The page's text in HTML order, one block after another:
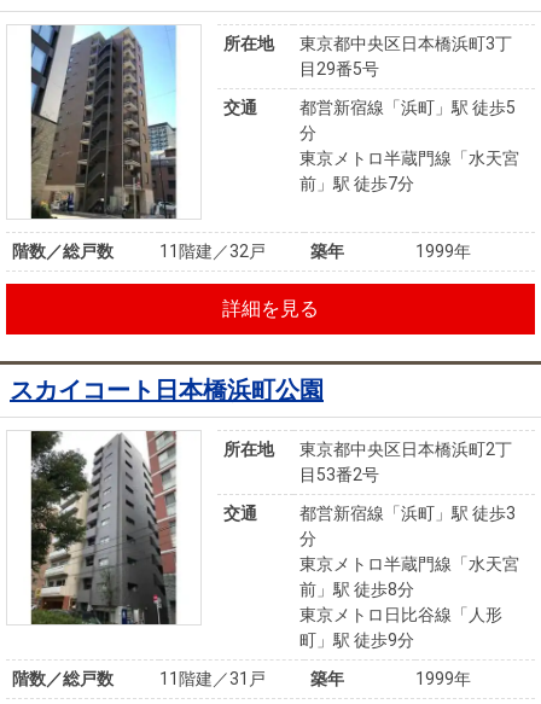
所在地
東京都中央区日本橋浜町3丁
目29番5号
交通
都営新宿線「浜町」駅 徒歩5
分
東京メトロ半蔵門線「水天宮
前」駅 徒歩7分
階数／総戸数 11階建／32戸 築年 1999年
詳細を見る
スカイコート日本橋浜町公園
所在地
東京都中央区日本橋浜町2丁
目53番2号
交通
都営新宿線「浜町」駅 徒歩3
分
東京メトロ半蔵門線「水天宮
前」駅 徒歩8分
東京メトロ日比谷線「人形
町」駅 徒歩9分
階数／総戸数
11階建／31戸 築年 1999年